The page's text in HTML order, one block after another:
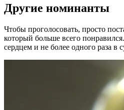
Другие номинанты
Чтобы проголосовать, просто
который больше всего
сердцем и не более одного раза в